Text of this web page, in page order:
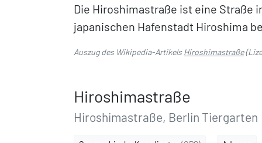
Die Hiroshimastraße ist eine Straße
japanischen Hafenstadt Hiroshima
Auszug des Wikipedia-ArtikelsHiroshimastraße
Hiroshimastraße
Hiroshimastraße, Berlin Tiergarten